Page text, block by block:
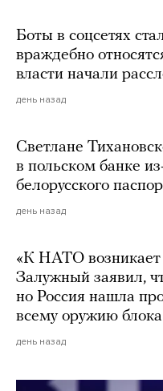
Боты в соцсетях
враждебно
власти начали
день назад
Светлане
в польском банке
белорусского
день назад
«К НАТО возникает
Залужный заявил,
но Россия нашла
всему оружию блока
день назад